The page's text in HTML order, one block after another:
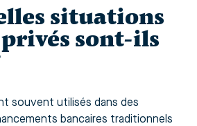
situations
sont-ils
souvent utilisés dans des
bancaires traditionnels